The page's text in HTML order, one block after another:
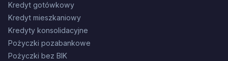
Kredyt gotówkowy
Kredyt mieszkaniowy
Kredyty konsolidacyjne
Pożyczki pozabankowe
Pożyczki bez BIK